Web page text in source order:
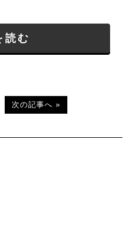
読む
次の記事へ »